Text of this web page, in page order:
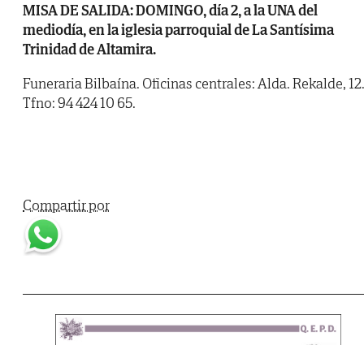
MISA DE SALIDA: DOMINGO, día 2, a la UNA del
mediodía, en la iglesia parroquial de La Santísima
Trinidad de Altamira.
Funeraria Bilbaína. Oficinas centrales: Alda. Rekalde, 12.
Tfno: 94 424 10 65.
Compartir por